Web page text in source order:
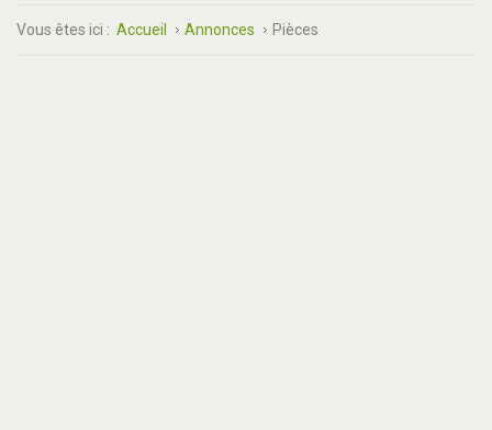
Vous êtes ici : Accueil Annonces Pièces